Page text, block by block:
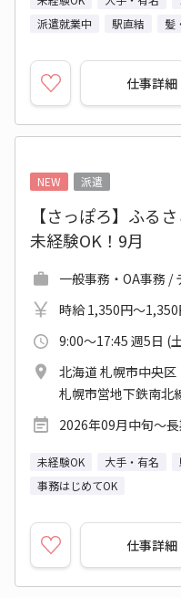
派遣就業中
駅直結 髪
仕事詳細
NEW
派遣
【さっぽろ】ふる
未経験OK！9月
一般事務・OA事務 /
時給 1,350円～
9:00～17:45 週5日 (
北海道 札幌市中央区
札幌市営地下鉄南北
2026年09月中旬～
未経験OK 大手・有名
事務はじめてOK
仕事詳細